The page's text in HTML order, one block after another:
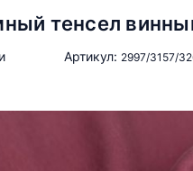
тенсел
Артикул: 2997/3157/